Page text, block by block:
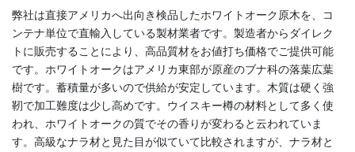
弊社は直接アメリカへ出向き検品したホワイトオーク原木を、コ
ンテナ単位で直輸入している製材業者です。製造者からダイレク
トに販売することにより、高品質材をお値打ち価格でご提供可能
です。ホワイトオークはアメリカ東部が原産のブナ科の落葉広葉
樹です。蓄積量が多いので供給が安定しています。木質は硬く強
靭で加工難度は少し高めです。ウイスキー樽の材料として多く使
われ、ホワイトオークの質でその香りが変わると云われていま
す。高級なナラ材と見た目が似ていて比較されますが、ナラ材と